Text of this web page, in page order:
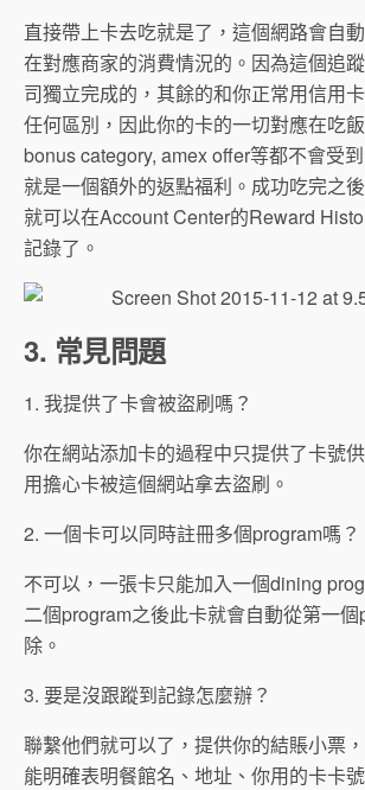
直接帶上卡去吃就是了，這個網路會自
在對應商家的消費情況的。因為這個追
司獨立完成的，其餘的和你正常用信用
任何區別，因此你的卡的一切對應在吃
bonus category, amex offer等都不會受
就是一個額外的返點福利。成功吃完之
就可以在Account Center的Reward
記錄了。
3. 常見問題
1. 我提供了卡會被盜刷嗎？
你在網站添加卡的過程中只提供了卡號
用擔心卡被這個網站拿去盜刷。
2. 一個卡可以同時註冊多個program嗎？
不可以，一張卡只能加入一個dining
二個program之後此卡就會自動從第一
除。
3. 要是沒跟蹤到記錄怎麼辦？
聯繫他們就可以了，提供你的結賬小票
能明確表明餐館名、地址、你用的卡卡